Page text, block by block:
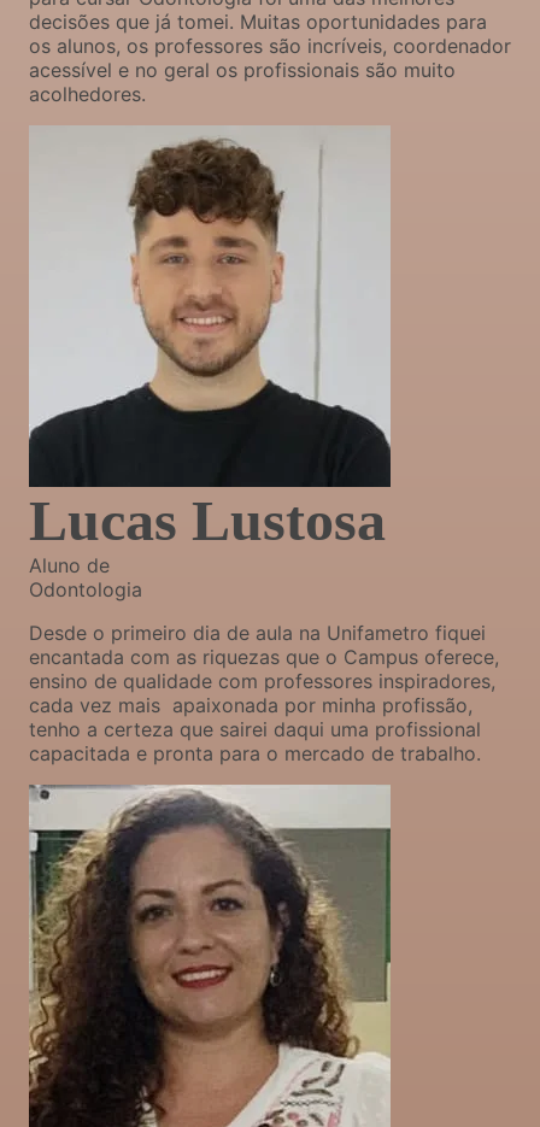
decisões que já tomei. Muitas oportunidades para
os alunos, os professores são incríveis, coordenador
acessível e no geral os profissionais são muito
acolhedores.
Lucas Lustosa
Aluno de
Odontologia
Desde o primeiro dia de aula na Unifametro fiquei
encantada com as riquezas que o Campus oferece,
ensino de qualidade com professores inspiradores,
cada vez mais apaixonada por minha profissão,
tenho a certeza que sairei daqui uma profissional
capacitada e pronta para o mercado de trabalho.